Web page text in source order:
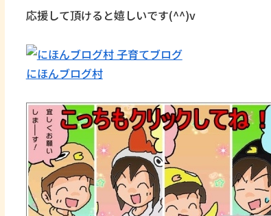
応援して頂けると嬉しいです(^^)v
にほんブログ村